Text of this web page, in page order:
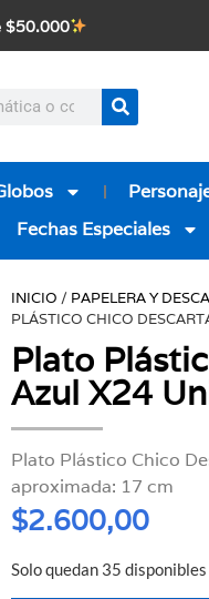
$50.000
Fechas Especiales
INICIO / PAPELERA Y
PLÁSTICO CHICO
Plato
Azul X24
Plato Plástico Chico
aproximada: 17 cm
$2.600,00
Solo quedan 35 disponibles